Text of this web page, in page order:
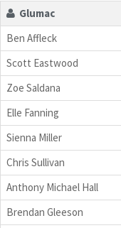
Glumac
Ben Affleck
Scott Eastwood
Zoe Saldana
Elle Fanning
Sienna Miller
Chris Sullivan
Anthony Michael Hall
Brendan Gleeson